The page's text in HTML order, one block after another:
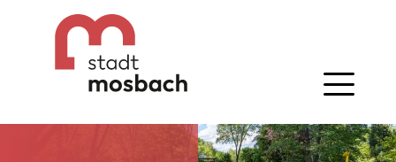
Gehe zum Navigationsbereich
Gehe zum Inhalt